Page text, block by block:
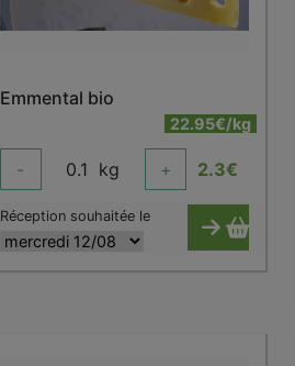
Emmental bio
22.95€/kg
- 0.1 kg + 2.3€
Réception souhaitée le